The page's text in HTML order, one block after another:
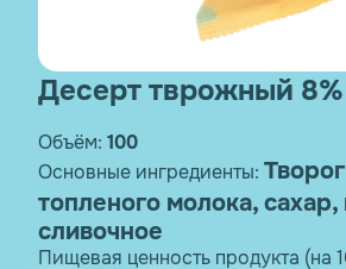
Десерт тврожный 8%
Объём: 100
Основные ингредиенты:
топленого молока, сахар,
сливочное
Пищевая ценность продукта (на